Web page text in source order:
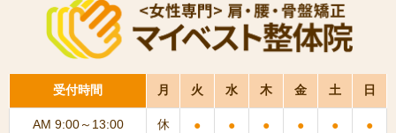
受付時間 月 火 水 木 金 土 日
AM 9:00～13:00 休 ● ● ● ● ● ●